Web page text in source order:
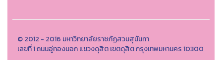
© 2012 - 2016 มหาวิทยาลัยราชภัฏสวนสุนันทา
เลขที่ 1 ถนนอู่ทองนอก แขวงดุสิต เขตดุสิต กรุงเทพมหานคร 10300